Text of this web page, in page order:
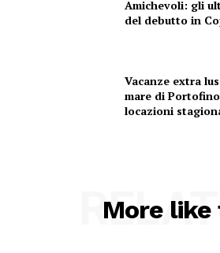
Amichevoli: gli
del debutto in
Vacanze extra
mare di
locazioni
More like